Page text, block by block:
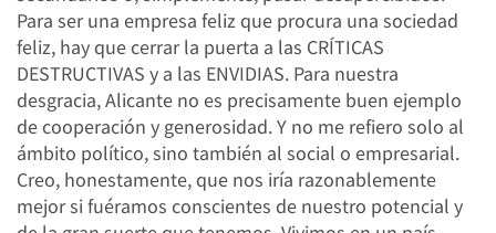
Para ser una empresa feliz que procura una sociedad
feliz, hay que cerrar la puerta a las CRÍTICAS
DESTRUCTIVAS y a las ENVIDIAS. Para nuestra
desgracia, Alicante no es precisamente buen ejemplo
de cooperación y generosidad. Y no me refiero solo al
ámbito político, sino también al social o empresarial.
Creo, honestamente, que nos iría razonablemente
mejor si fuéramos conscientes de nuestro potencial y